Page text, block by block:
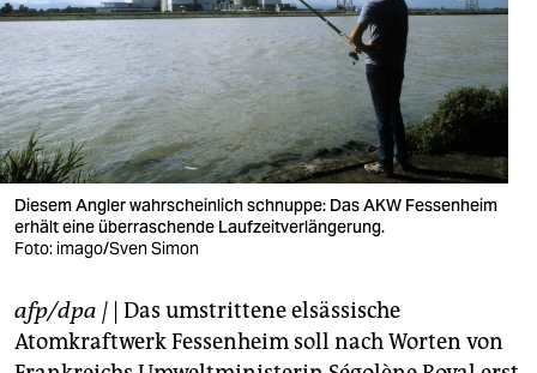
berlin
nord
wahrheit
verlag
verlag
shop
Diesem Angler wahrscheinlich schnuppe: Das AKW Fessenheim
erhält eine überraschende Laufzeitverlängerung.
Foto: imago/Sven Simon
afp/dpa | | Das umstrittene elsässische
Atomkraftwerk Fessenheim soll nach Worten von